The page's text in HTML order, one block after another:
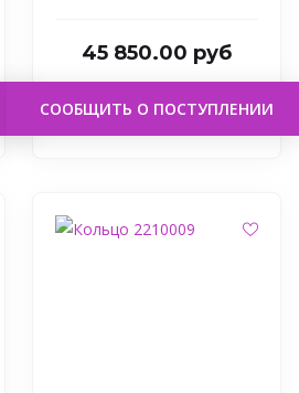
45 850.00 руб
СООБЩИТЬ О ПОСТУПЛЕНИИ